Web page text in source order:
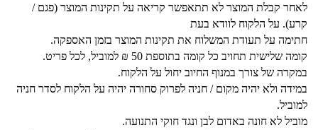
לאחר קבלת המוצר לא תתאפשר קריאה על תקינות המוצר (פגם /
קרע). על הלקוח לוודא בעת
חתימה על תעודת המשלוח את תקינות המוצר בזמן האספקה.
קומה שלישית תחויב כל קומה בתוספת 50 ₪ למוביל, לכל פריט.
במקרה של צורך במנוף החיוב יחול על הלקוח.
במידה ולא יהיה מקום / חניה לפרוק סחורה יהיה על הלקוח לסדר חניה
למוביל.
מוביל לא חונה באדום לבן ונגד חוקי התנועה.